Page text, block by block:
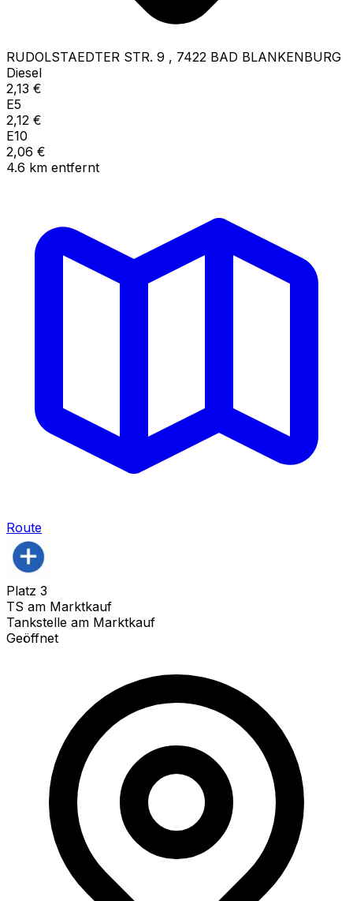
RUDOLSTAEDTER STR. 9 , 7422 BAD BLANKENBURG
Diesel
2,13 €
E5
2,12 €
E10
2,06 €
4.6 km entfernt
Route
Platz 3
TS am Marktkauf
Tankstelle am Marktkauf
Geöffnet